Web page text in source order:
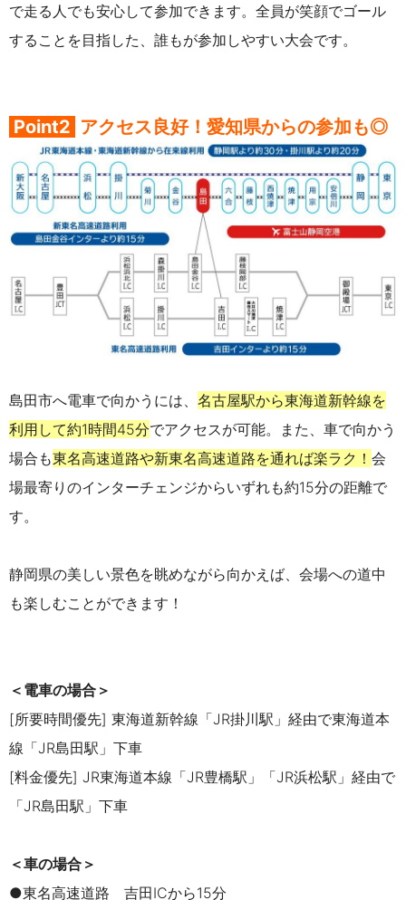
で走る人でも安心して参加できます。全員が笑顔でゴール
することを目指した、誰もが参加しやすい大会です。
Point2 アクセス良好！愛知県からの参加も◎
島田市へ電車で向かうには、 名古屋駅から東海道新幹線を
利用して約1時間45分でアクセスが可能。また、車で向かう
場合も東名高速道路や新東名高速道路を通れば楽ラク！ 会
場最寄りのインターチェンジからいずれも約15分の距離で
す。
静岡県の美しい景色を眺めながら向かえば、 会場への道中
も楽しむことができます！
＜電車の場合＞
[所要時間優先] 東海道新幹線「JR掛川駅」経由で東海道本
線「JR島田駅」下車
[料金優先] JR東海道本線「JR豊橋駅」「JR浜松駅」経由で
「JR島田駅」下車
＜車の場合＞
●東名高速道路 吉田ICから15分